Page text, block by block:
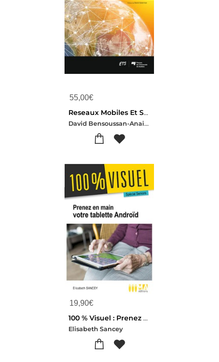
55,00€
Reseaux Mobiles Et Satellitaires : Principes, Calculs Et Simulations
David Bensoussan-Anais Le Mouroux
19,90€
100 % Visuel : Prenez En Main Votre Tablette Android
Elisabeth Sancey